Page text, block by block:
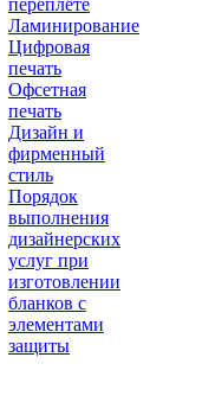
Ламинирование
Цифровая
печать
Офсетная
печать
Дизайн и
фирменный
стиль
Порядок
выполнения
дизайнерских
услуг при
изготовлении
бланков с
элементами
защиты